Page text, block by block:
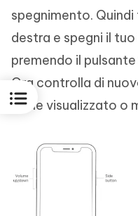
spegnimento.
destra e spegni il
premendo il
Ora controlla di
viene visualizzato o